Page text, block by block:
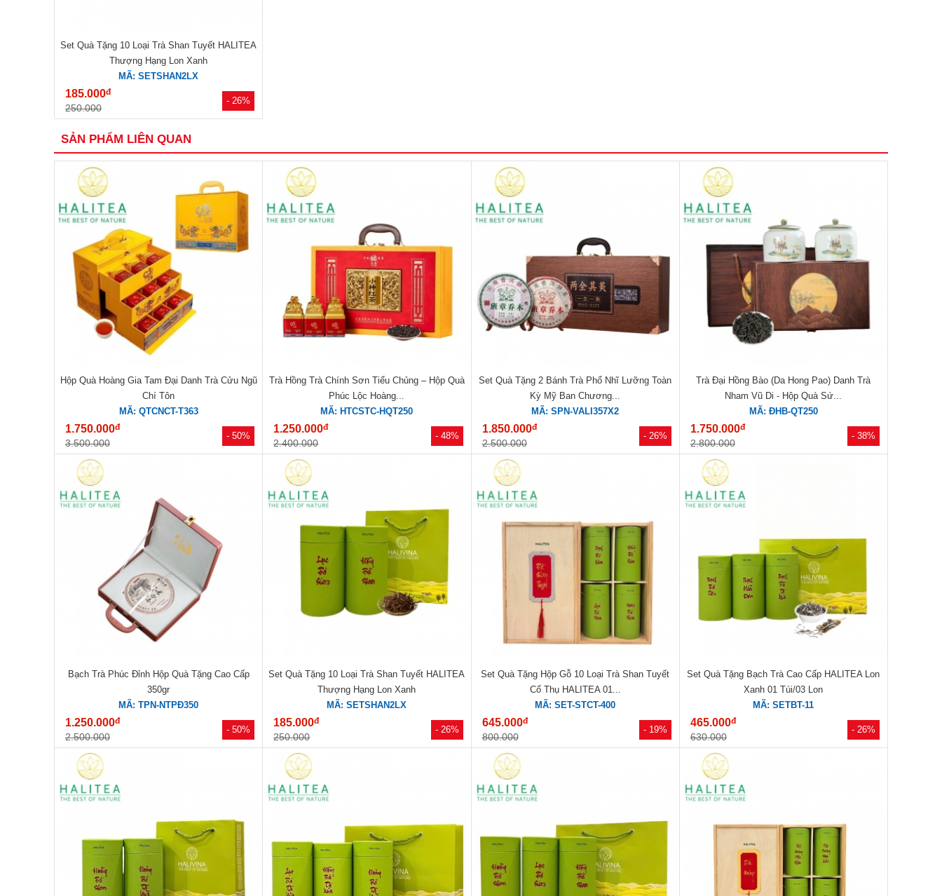
- 26%
Set Quà Tặng 10 Loại Trà Shan Tuyết HALITEA
Thượng Hạng Lon Xanh
MÃ: SETSHAN2LX
185.000đ
250.000
SẢN PHẨM LIÊN QUAN
- 50%
Hộp Quà Hoàng Gia Tam Đại Danh Trà Cửu Ngũ
Chí Tôn
MÃ: QTCNCT-T363
1.750.000đ
3.500.000
- 48%
Trà Hồng Trà Chính Sơn Tiểu Chủng – Hộp Quà
Phúc Lộc Hoàng...
MÃ: HTCSTC-HQT250
1.250.000đ
2.400.000
- 26%
Set Quà Tặng 2 Bánh Trà Phổ Nhĩ Lưỡng Toàn
Kỳ Mỹ Ban Chương...
MÃ: SPN-VALI357X2
1.850.000đ
2.500.000
- 38%
Trà Đại Hồng Bào (Da Hong Pao) Danh Trà
Nham Vũ Di - Hộp Quà Sứ...
MÃ: ĐHB-QT250
1.750.000đ
2.800.000
- 50%
Bạch Trà Phúc Đỉnh Hộp Quà Tặng Cao Cấp
350gr
MÃ: TPN-NTPĐ350
1.250.000đ
2.500.000
- 26%
Set Quà Tặng 10 Loại Trà Shan Tuyết HALITEA
Thượng Hạng Lon Xanh
MÃ: SETSHAN2LX
185.000đ
250.000
- 19%
Set Quà Tặng Hộp Gỗ 10 Loại Trà Shan Tuyết
Cổ Thụ HALITEA 01...
MÃ: SET-STCT-400
645.000đ
800.000
- 26%
Set Quà Tặng Bạch Trà Cao Cấp HALITEA Lon
Xanh 01 Túi/03 Lon
MÃ: SETBT-11
465.000đ
630.000